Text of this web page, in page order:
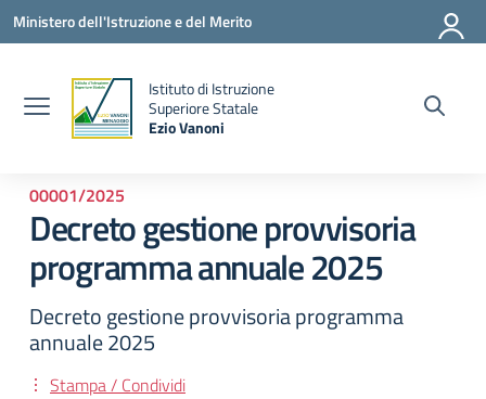
Vai ai contenuti
Vai al menu di navigazione
Vai al footer
Ministero dell'Istruzione e del Merito
Istituto di Istruzione
Superiore Statale
Ezio Vanoni
00001/2025
Decreto gestione provvisoria
programma annuale 2025
Decreto gestione provvisoria programma
annuale 2025
Stampa / Condividi